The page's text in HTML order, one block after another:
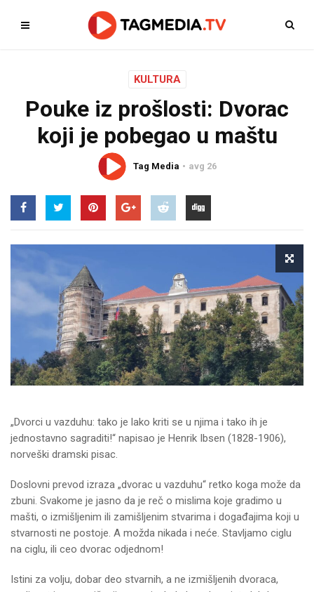
KULTURA
Pouke iz prošlosti: Dvorac
koji je pobegao u maštu
Tag Media avg 26
„Dvorci u vazduhu: tako je lako kriti se u njima i tako ih je
jednostavno sagraditi!“ napisao je Henrik Ibsen (1828-1906),
norveški dramski pisac.
Doslovni prevod izraza „dvorac u vazduhu“ retko koga može da
zbuni. Svakome je jasno da je reč o mislima koje gradimo u
mašti, o izmišljenim ili zamišljenim stvarima i događajima koji u
stvarnosti ne postoje. A možda nikada i neće. Stavljamo ciglu
na ciglu, ili ceo dvorac odjednom!
Istini za volju, dobar deo stvarnih, a ne izmišljenih dvoraca,